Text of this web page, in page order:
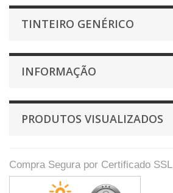
TINTEIRO GENÉRICO
INFORMAÇÃO
PRODUTOS VISUALIZADOS
Compra Segura por Certificado SSL